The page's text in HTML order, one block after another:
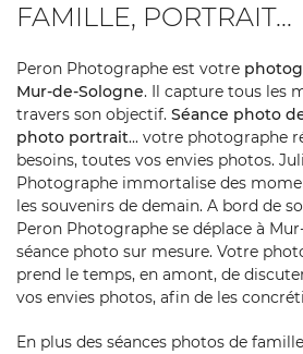
FAMILLE, PORTRAIT...
Peron Photographe est votre
Mur-de-Sologne. Il capture tous les
travers son objectif. Séance photo
photo portrait... votre photographe
besoins, toutes vos envies photos.
Photographe immortalise des
les souvenirs de demain. A bord de
Peron Photographe se déplace à
séance photo sur mesure. Votre
prend le temps, en amont, de
vos envies photos, afin de les
En plus des séances photos de